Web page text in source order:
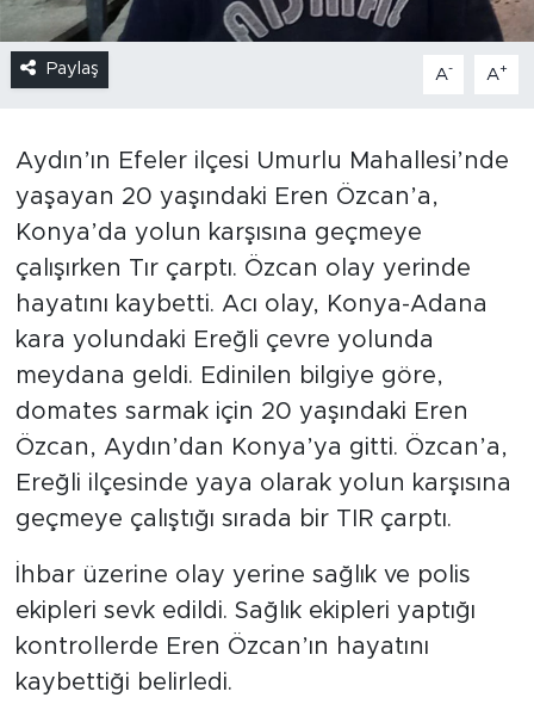
Paylaş A- A+
Aydın’ın Efeler ilçesi Umurlu Mahallesi’nde
yaşayan 20 yaşındaki Eren Özcan’a,
Konya’da yolun karşısına geçmeye
çalışırken Tır çarptı. Özcan olay yerinde
hayatını kaybetti. Acı olay, Konya-Adana
kara yolundaki Ereğli çevre yolunda
meydana geldi. Edinilen bilgiye göre,
domates sarmak için 20 yaşındaki Eren
Özcan, Aydın’dan Konya’ya gitti. Özcan’a,
Ereğli ilçesinde yaya olarak yolun karşısına
geçmeye çalıştığı sırada bir TIR çarptı.
İhbar üzerine olay yerine sağlık ve polis
ekipleri sevk edildi. Sağlık ekipleri yaptığı
kontrollerde Eren Özcan’ın hayatını
kaybettiği belirledi.